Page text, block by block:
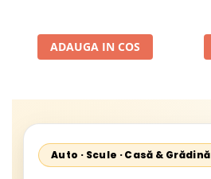
13300 RPM, pentru Slefuire
Otel, Inox, Lemn si Metal,
ADAUGA IN COS
Auto · Scule · Casă & Grădină